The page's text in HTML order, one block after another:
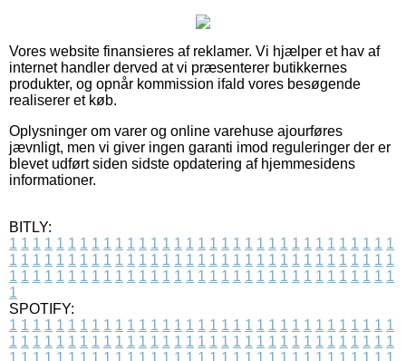
Vores website finansieres af reklamer. Vi hjælper et hav af
internet handler derved at vi præsenterer butikkernes
produkter, og opnår kommission ifald vores besøgende
realiserer et køb.
Oplysninger om varer og online varehuse ajourføres
jævnligt, men vi giver ingen garanti imod reguleringer der er
blevet udført siden sidste opdatering af hjemmesidens
informationer.
BITLY:
1 1 1 1 1 1 1 1 1 1 1 1 1 1 1 1 1 1 1 1 1 1 1 1 1 1 1 1 1 1 1 1 1
1 1 1 1 1 1 1 1 1 1 1 1 1 1 1 1 1 1 1 1 1 1 1 1 1 1 1 1 1 1 1 1 1
1 1 1 1 1 1 1 1 1 1 1 1 1 1 1 1 1 1 1 1 1 1 1 1 1 1 1 1 1 1 1 1 1
1
SPOTIFY:
1 1 1 1 1 1 1 1 1 1 1 1 1 1 1 1 1 1 1 1 1 1 1 1 1 1 1 1 1 1 1 1 1
1 1 1 1 1 1 1 1 1 1 1 1 1 1 1 1 1 1 1 1 1 1 1 1 1 1 1 1 1 1 1 1 1
1 1 1 1 1 1 1 1 1 1 1 1 1 1 1 1 1 1 1 1 1 1 1 1 1 1 1 1 1 1 1 1 1